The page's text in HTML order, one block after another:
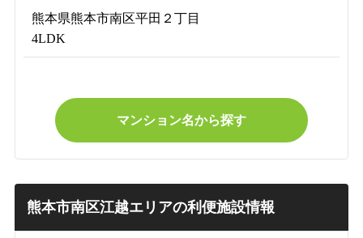
熊本県熊本市南区平田２丁目
4LDK
マンション名から探す
熊本市南区江越エリアの利便施設情報